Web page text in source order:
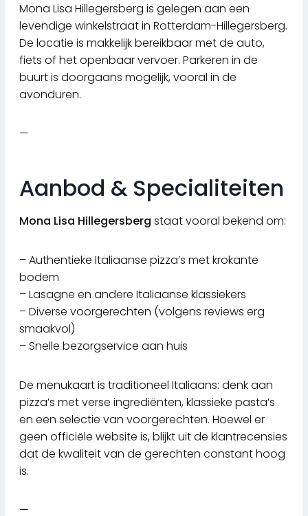
Mona Lisa Hillegersberg is gelegen aan een
levendige winkelstraat in Rotterdam-Hillegersberg.
De locatie is makkelijk bereikbaar met de auto,
fiets of het openbaar vervoer. Parkeren in de
buurt is doorgaans mogelijk, vooral in de
avonduren.
—
Aanbod & Specialiteiten
Mona Lisa Hillegersberg staat vooral bekend om:
– Authentieke Italiaanse pizza’s met krokante
bodem
– Lasagne en andere Italiaanse klassiekers
– Diverse voorgerechten (volgens reviews erg
smaakvol)
– Snelle bezorgservice aan huis
De menukaart is traditioneel Italiaans: denk aan
pizza’s met verse ingrediënten, klassieke pasta’s
en een selectie van voorgerechten. Hoewel er
geen officiële website is, blijkt uit de klantrecensies
dat de kwaliteit van de gerechten constant hoog
is.
—